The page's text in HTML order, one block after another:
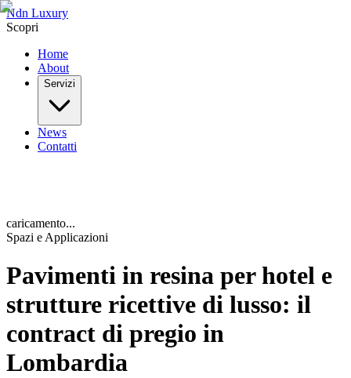
Ndn Luxury
Scopri
Home
About
Servizi
News
Contatti
caricamento...
Spazi e Applicazioni
Pavimenti in resina per hotel e
strutture ricettive di lusso: il
contract di pregio in
Lombardia